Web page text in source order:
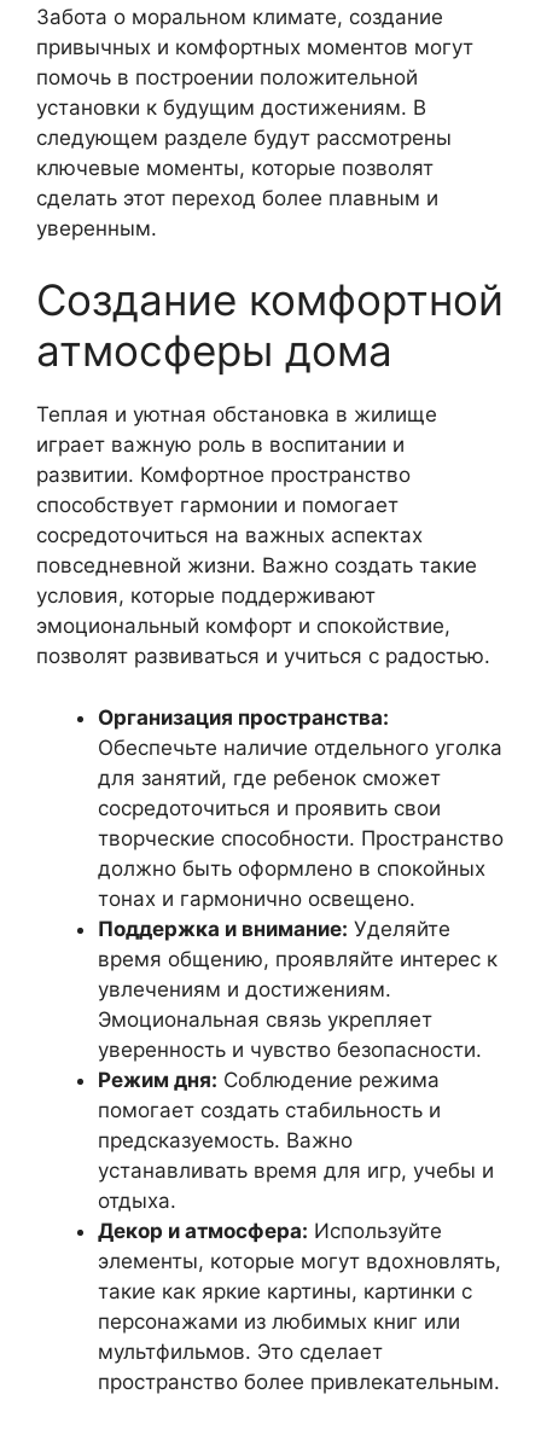
Забота о моральном климате, создание
привычных и комфортных моментов могут
помочь в построении положительной
установки к будущим достижениям. В
следующем разделе будут рассмотрены
ключевые моменты, которые позволят
сделать этот переход более плавным и
уверенным.
Создание комфортной
атмосферы дома
Теплая и уютная обстановка в жилище
играет важную роль в воспитании и
развитии. Комфортное пространство
способствует гармонии и помогает
сосредоточиться на важных аспектах
повседневной жизни. Важно создать такие
условия, которые поддерживают
эмоциональный комфорт и спокойствие,
позволят развиваться и учиться с радостью.
Организация пространства:
Обеспечьте наличие отдельного уголка
для занятий, где ребенок сможет
сосредоточиться и проявить свои
творческие способности. Пространство
должно быть оформлено в спокойных
тонах и гармонично освещено.
Поддержка и внимание: Уделяйте
время общению, проявляйте интерес к
увлечениям и достижениям.
Эмоциональная связь укрепляет
уверенность и чувство безопасности.
Режим дня: Соблюдение режима
помогает создать стабильность и
предсказуемость. Важно
устанавливать время для игр, учебы и
отдыха.
Декор и атмосфера: Используйте
элементы, которые могут вдохновлять,
такие как яркие картины, картинки с
персонажами из любимых книг или
мультфильмов. Это сделает
пространство более привлекательным.